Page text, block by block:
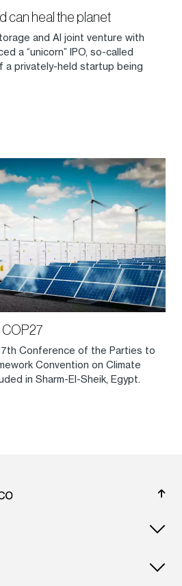
can heal the planet
and AI joint venture with
a “unicorn” IPO, so-called
a privately-held startup being
COP27
Conference of the Parties to
Convention on Climate
in Sharm-El-Sheik, Egypt.